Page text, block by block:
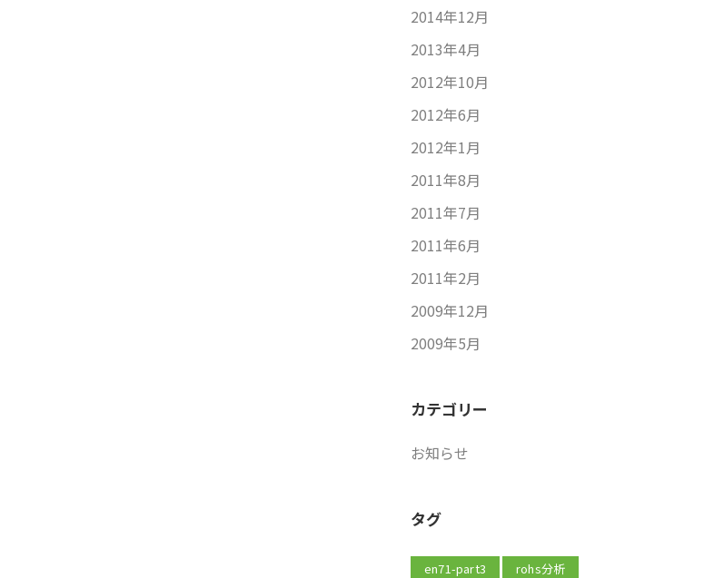
2014年12月
2013年4月
2012年10月
2012年6月
2012年1月
2011年8月
2011年7月
2011年6月
2011年2月
2009年12月
2009年5月
カテゴリー
お知らせ
タグ
en71-part3
rohs分析